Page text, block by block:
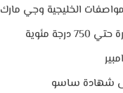
الخليجية وجي مارك
درجة مئوية
شهادة ساسو